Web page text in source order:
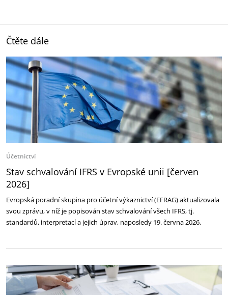
Čtěte dále
Účetnictví
Stav schvalování IFRS v Evropské unii [červen
2026]
Evropská poradní skupina pro účetní výkaznictví (EFRAG) aktualizovala
svou zprávu, v níž je popisován stav schvalování všech IFRS, tj.
standardů, interpretací a jejich úprav, naposledy 19. června 2026.